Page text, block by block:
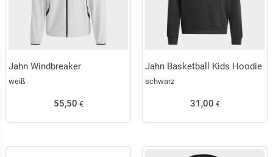
Jahn Windbreaker
weiß
55,50 €
Jahn Basketball Kids Hoodie
schwarz
31,00 €